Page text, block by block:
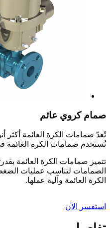
صمام كروي عائم
تُعدّ صمامات الكرة العائمة
تُستخدم صمامات الكرة العائمة
تتميز صمامات الكرة العائمة
الصمامات لتناسب عمليات
الكرة العائمة وآلية عملها.
استفسر الآن